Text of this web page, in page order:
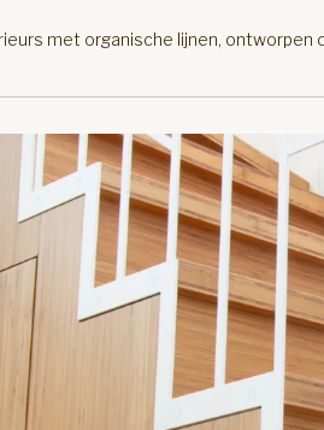
met organische lijnen,